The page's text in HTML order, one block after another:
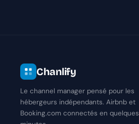
Chanlify
Le channel manager pensé pour les
hébergeurs indépendants. Airbnb et
Booking.com connectés en quelques